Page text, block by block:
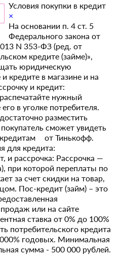
Условия покупки в кредит
×
На основании п. 4 ст. 5
Федерального закона от
N 353-ФЗ (ред. от
кредите (займе)»,
юридическую
кредите в магазине и на
и кредит:
нужный
в уголке потребителя.
разместить
сможет увидеть
кредитам от Тинькофф.
для кредита:
и рассрочка: Рассрочка —
при которой переплаты по
за счет скидки на товар,
Пос-кредит (займ) – это
или на сайте
ставка от 0% до 100%
потребительского кредита
годовых. Минимальная
сумма - 500 000 рублей.